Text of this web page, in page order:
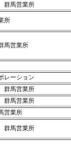
群馬営業所
所
馬営業所
レーション
群馬営業所
群馬営業所
営業所
群馬営業所